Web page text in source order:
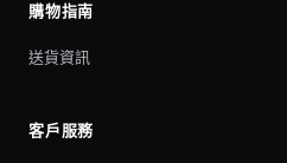
購物指南
送貨資訊
客戶服務